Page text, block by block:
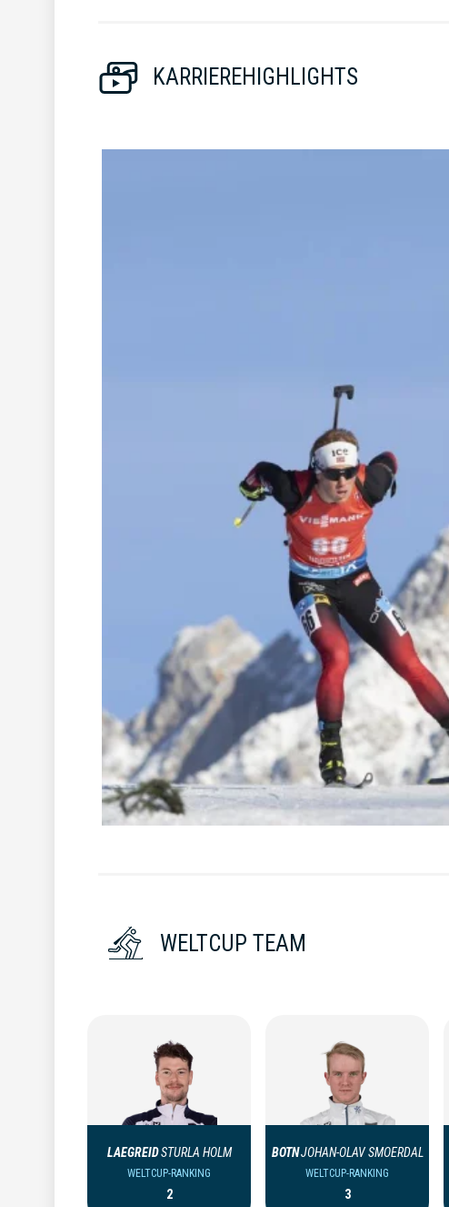
KARRIEREHIGHLIGHTS
WELTCUP TEAM
LAEGREIDSTURLA HOLM
WELTCUP-RANKING
2
BOTNJOHAN-OLAV SMOERDAL
WELTCUP-RANKING
3